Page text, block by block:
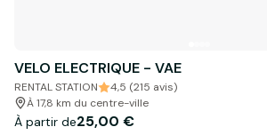
VELO ELECTRIQUE - VAE
RENTAL STATION
4,5 (215 avis)
À 17,8 km du centre-ville
À partir de25,00 €